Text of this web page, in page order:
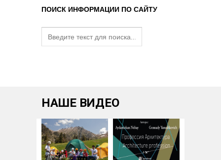
ПОИСК ИНФОРМАЦИИ ПО САЙТУ
НАШЕ ВИДЕО